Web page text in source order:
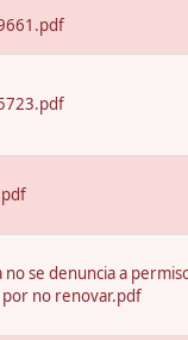
se denuncia a
no renovar.pdf